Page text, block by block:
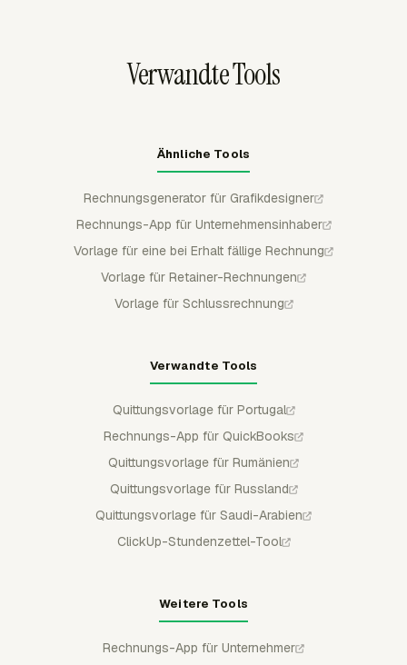
Verwandte Tools
Ähnliche Tools
Rechnungsgenerator für Grafikdesigner
Rechnungs-App für Unternehmensinhaber
Vorlage für eine bei Erhalt fällige Rechnung
Vorlage für Retainer-Rechnungen
Vorlage für Schlussrechnung
Verwandte Tools
Quittungsvorlage für Portugal
Rechnungs-App für QuickBooks
Quittungsvorlage für Rumänien
Quittungsvorlage für Russland
Quittungsvorlage für Saudi-Arabien
ClickUp-Stundenzettel-Tool
Weitere Tools
Rechnungs-App für Unternehmer